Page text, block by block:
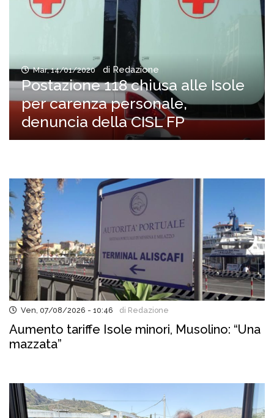
Mar, 14/01/2020 di Redazione
Postazione 118 chiusa alle Isole
per carenza personale,
denuncia della CISL FP
Ven, 07/08/2026 - 10:46 di Redazione
Aumento tariffe Isole minori, Musolino: “Una
mazzata”